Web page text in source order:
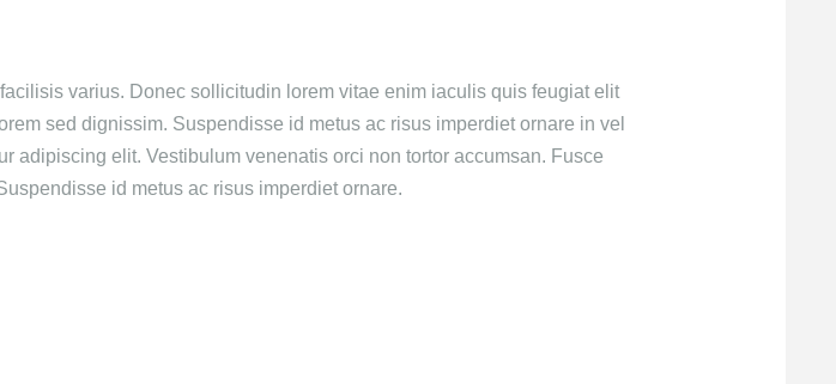
varius. Donec sollicitudin lorem vitae enim iaculis quis feugiat elit
sed dignissim. Suspendisse id metus ac risus imperdiet ornare in vel
adipiscing elit. Vestibulum venenatis orci non tortor accumsan. Fusce
id metus ac risus imperdiet ornare.